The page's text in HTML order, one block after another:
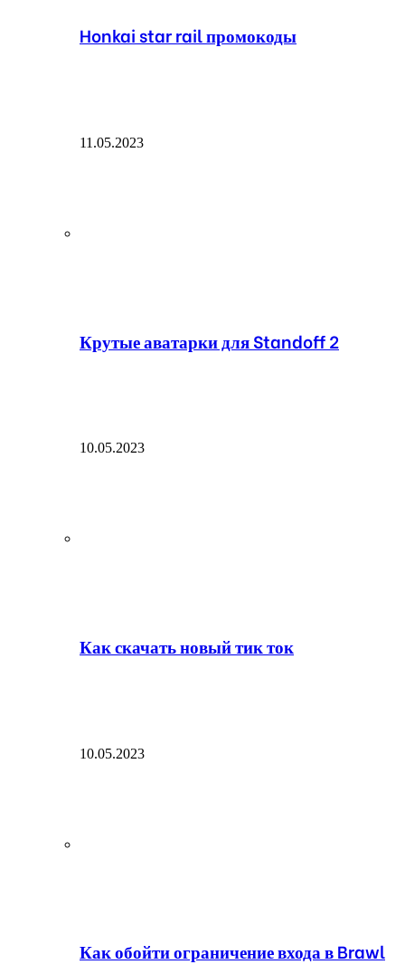
Honkai star rail промокоды
11.05.2023
Крутые аватарки для Standoff 2
10.05.2023
Как скачать новый тик ток
10.05.2023
Как обойти ограничение входа в Brawl